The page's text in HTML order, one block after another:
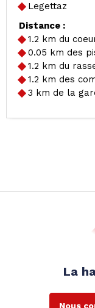
Legettaz
Distance :
1.2 km du
0.05 km des
1.2 km du
1.2 km des
3 km de la
La
Nous